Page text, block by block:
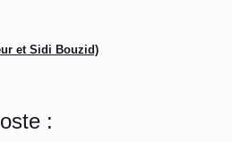
et Sidi Bouzid)
: